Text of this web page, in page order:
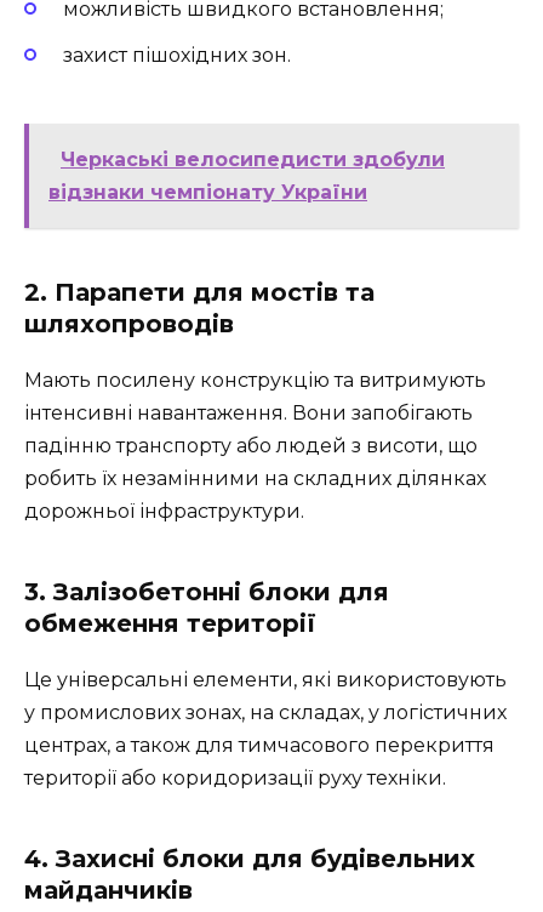
можливість швидкого встановлення;
захист пішохідних зон.
Черкаські велосипедисти здобули
відзнаки чемпіонату України
2. Парапети для мостів та
шляхопроводів
Мають посилену конструкцію та витримують
інтенсивні навантаження. Вони запобігають
падінню транспорту або людей з висоти, що
робить їх незамінними на складних ділянках
дорожньої інфраструктури.
3. Залізобетонні блоки для
обмеження території
Це універсальні елементи, які використовують
у промислових зонах, на складах, у логістичних
центрах, а також для тимчасового перекриття
території або коридоризації руху техніки.
4. Захисні блоки для будівельних
майданчиків